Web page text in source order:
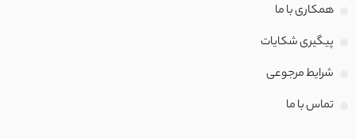
همکاری با ما
پیگیری شکایات
شرایط مرجوعی
تماس با‌ ما